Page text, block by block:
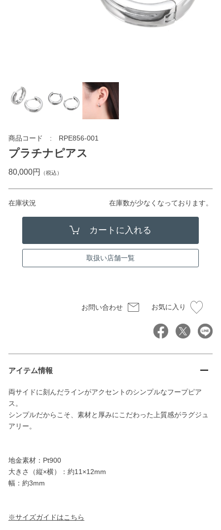
商品コード RPE856-001
プラチナピアス
80,000円 （税込）
在庫状況 在庫数が少なくなっております。
取扱い店舗一覧
お問い合わせ お気に入り
アイテム情報
両サイドに刻んだラインがアクセントのシンプルなフープピア
ス。
シンプルだからこそ、素材と厚みにこだわった上質感がラグジュ
アリー。
地金素材：Pt900
大きさ（縦×横）：約11×12mm
幅：約3mm
※サイズガイドはこちら